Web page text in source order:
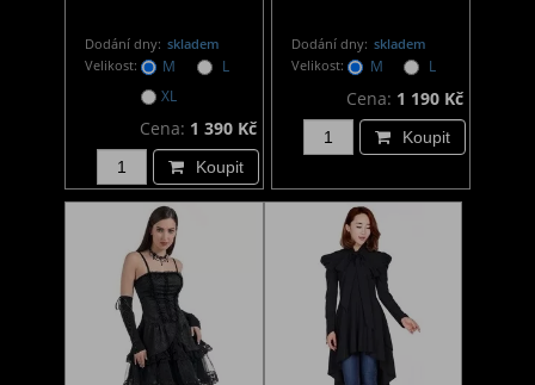
Dodání dny: skladem
Velikost:
M
L
XL
Cena: 1 390 Kč
Koupit
Dodání dny: skladem
Velikost:
M L
Cena: 1 190 Kč
Koupit